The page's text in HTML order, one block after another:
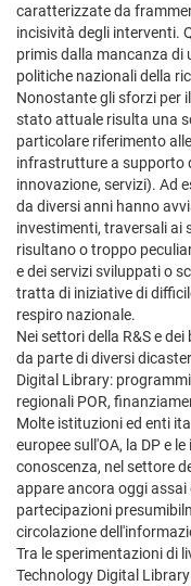
caratterizzate da
incisività degli interventi.
primis dalla mancanza di
politiche nazionali della
Nonostante gli sforzi per
stato attuale risulta una
particolare riferimento
infrastrutture a supporto
innovazione, servizi). Ad
da diversi anni hanno
investimenti, traversali ai
risultano o troppo
e dei servizi sviluppati o
tratta di iniziative di
respiro nazionale.
Nei settori della R&S e
da parte di diversi
Digital Library:
regionali POR,
Molte istituzioni ed enti
europee sull'OA, la DP e
conoscenza, nel settore
appare ancora oggi
partecipazioni
circolazione
Tra le sperimentazioni di
Technology Digital